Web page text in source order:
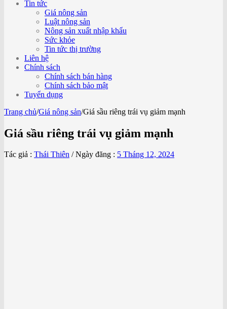
Tin tức
Giá nông sản
Luật nông sản
Nông sản xuất nhập khẩu
Sức khỏe
Tin tức thị trường
Liên hệ
Chính sách
Chính sách bán hàng
Chính sách bảo mật
Tuyển dụng
Trang chủ/Giá nông sản/Giá sầu riêng trái vụ giảm mạnh
Giá sầu riêng trái vụ giảm mạnh
Tác giả : Thái Thiên / Ngày đăng : 5 Tháng 12, 2024